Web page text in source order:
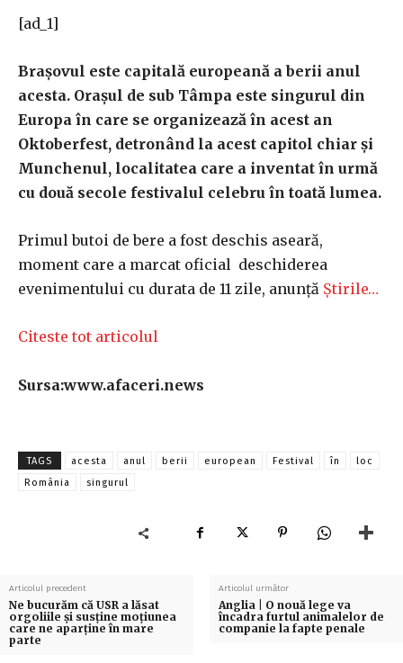
[ad_1]
Brașovul este capitală europeană a berii anul
acesta. Oraşul de sub Tâmpa este singurul din
Europa în care se organizează în acest an
Oktoberfest, detronând la acest capitol chiar și
Munchenul, localitatea care a inventat în urmă
cu două secole festivalul celebru în toată lumea.
Primul butoi de bere a fost deschis aseară,
moment care a marcat oficial deschiderea
evenimentului cu durata de 11 zile, anunță Știrile…
Citeste tot articolul
Sursa:www.afaceri.news
TAGS acesta anul berii european Festival în
loc
România
singurul
Articolul precedent
Ne bucurăm că USR a lăsat
orgoliile şi susţine moţiunea
care ne aparţine în mare
parte
Articolul următor
Anglia | O nouă lege va
încadra furtul animalelor de
companie la fapte penale